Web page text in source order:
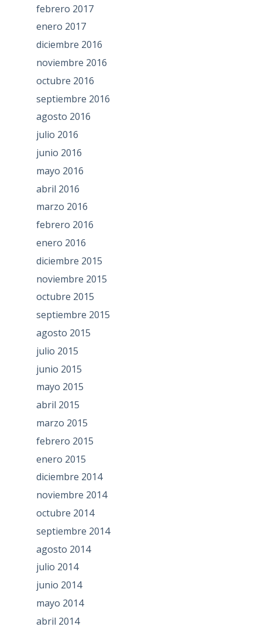
febrero 2017
enero 2017
diciembre 2016
noviembre 2016
octubre 2016
septiembre 2016
agosto 2016
julio 2016
junio 2016
mayo 2016
abril 2016
marzo 2016
febrero 2016
enero 2016
diciembre 2015
noviembre 2015
octubre 2015
septiembre 2015
agosto 2015
julio 2015
junio 2015
mayo 2015
abril 2015
marzo 2015
febrero 2015
enero 2015
diciembre 2014
noviembre 2014
octubre 2014
septiembre 2014
agosto 2014
julio 2014
junio 2014
mayo 2014
abril 2014